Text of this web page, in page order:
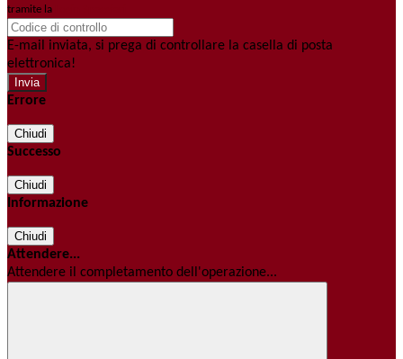
tramite la
E-mail inviata, si prega di controllare la casella di posta
elettronica!
Errore
Chiudi
Successo
Chiudi
Informazione
Chiudi
Attendere...
Attendere il completamento dell'operazione...